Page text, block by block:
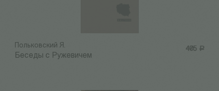
405 Р
Польковский Я.
Беседы с Ружевичем